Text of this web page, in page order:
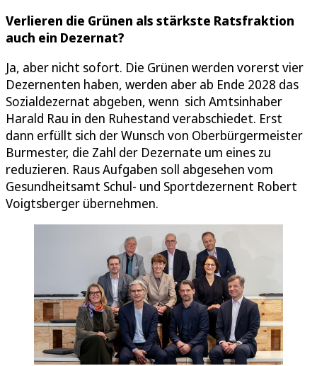
Verlieren die Grünen als stärkste Ratsfraktion
auch ein Dezernat?
Ja, aber nicht sofort. Die Grünen werden vorerst vier
Dezernenten haben, werden aber ab Ende 2028 das
Sozialdezernat abgeben, wenn sich Amtsinhaber
Harald Rau in den Ruhestand verabschiedet. Erst
dann erfüllt sich der Wunsch von Oberbürgermeister
Burmester, die Zahl der Dezernate um eines zu
reduzieren. Raus Aufgaben soll abgesehen vom
Gesundheitsamt Schul- und Sportdezernent Robert
Voigtsberger übernehmen.